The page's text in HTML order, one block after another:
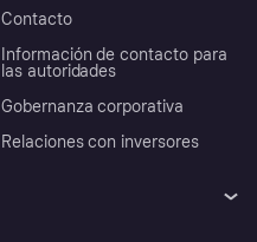
Contacto
Información de contacto para
las autoridades
Gobernanza corporativa
Relaciones con inversores